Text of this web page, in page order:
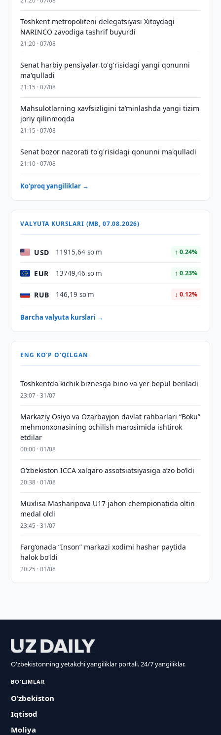
Toshkent metropoliteni delegatsiyasi Xitoydagi
NARINCO zavodiga tashrif buyurdi
21:20 · 07/08
Senat harbiy pensiyalar to'g'risidagi yangi qonunni
ma'qulladi
21:15 · 07/08
Mahsulotlarning xavfsizligini taʼminlashda yangi tizim
joriy qilinmoqda
21:15 · 07/08
Senat bozor nazorati to'g'risidagi qonunni ma'qulladi
21:10 · 07/08
Ko'proq yangiliklar →
VALYUTA KURSLARI (MB, 07.08.2026)
USD 11915,64 so'm ↑ 0.24%
EUR 13749,46 so'm ↑ 0.23%
RUB 146,19 so'm ↓ 0.12%
Barcha valyuta kurslari →
ENG KO'P O'QILGAN
Toshkentda kichik biznesga bino va yer bepul beriladi
23:07 · 31/07
Markaziy Osiyo va Ozarbayjon davlat rahbarlari “Boku”
mehmonxonasining ochilish marosimida ishtirok
etdilar
00:00 · 01/08
O‘zbekiston ICCA xalqaro assotsiatsiyasiga aʼzo bo‘ldi
20:38 · 01/08
Muxlisa Masharipova U17 jahon chempionatida oltin
medal oldi
23:45 · 31/07
Farg‘onada “Inson” markazi xodimi hashar paytida
halok bo‘ldi
20:25 · 01/08
O'zbekistonning yetakchi yangiliklar portali. 24/7 yangiliklar.
BO'LIMLAR
O‘zbekiston
Iqtisod
Moliya